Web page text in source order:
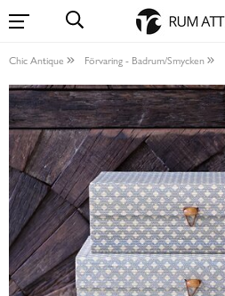
Chic Antique Förvaring - Badrum/Smycken